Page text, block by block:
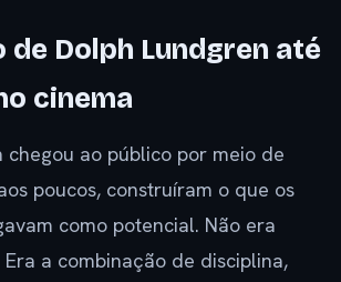
de Dolph Lundgren até
cinema
chegou ao público por meio de
poucos, construíram o que os
como potencial. Não era
a combinação de disciplina,